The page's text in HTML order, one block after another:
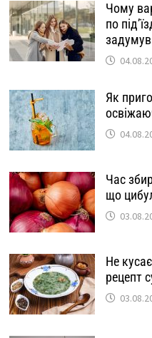
Чому
по
Як
Час
що
Не
рецепт